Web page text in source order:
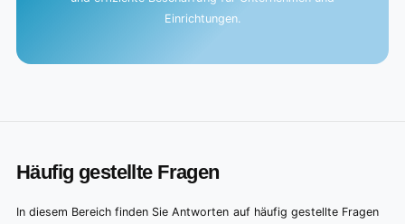
Einrichtungen.
Häufig gestellte Fragen
In diesem Bereich finden Sie Antworten auf häufig gestellte Fragen